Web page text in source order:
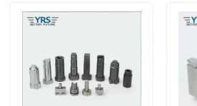
Fälle
Präzision maschinell
CNC bearbeitete Teile